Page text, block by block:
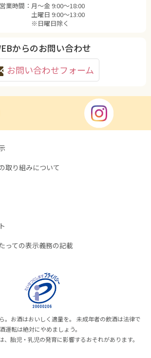
営業時間： 月〜金 9:00〜18:00
土曜日 9:00〜13:00
※日曜日除く
からのお問い合わせ
お問い合わせフォーム
取り組みについて
っての表示義務の記載
。お酒はおいしく適量を。 未成年者の飲酒は法律で
運転は絶対にやめましょう。
、胎児・乳児の発育に影響するおそれがあります。